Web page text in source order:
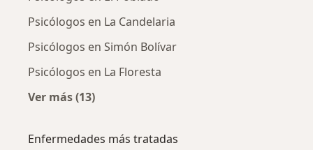
Psicólogos en La Candelaria
Psicólogos en Simón Bolívar
Psicólogos en La Floresta
Ver más (13)
Enfermedades más tratadas